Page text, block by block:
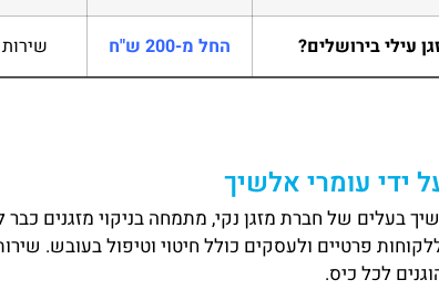
עילי בירושלים? החל מ-200 ש"ח
ידי עומרי אלשיך
פרטיים ולעסקים כולל חיטוי וטיפול בעובש.
לכל כיס.